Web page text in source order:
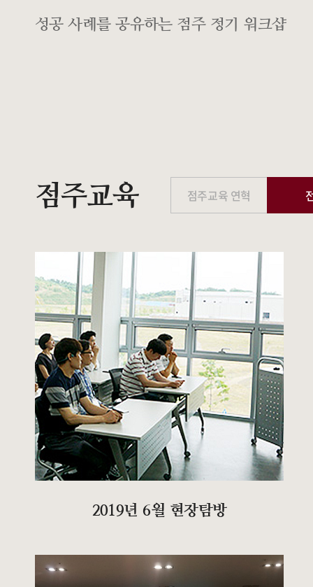
성공 사례를 공유하는 점주 정기 워크샵
점주교육 점주교육 연혁
2019년 6월 현장탐방